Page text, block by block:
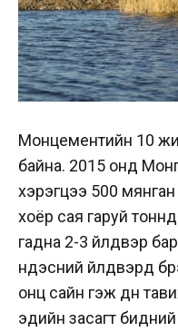
Монцементийн 10
байна. 2015 онд
хэрэгцээ 500
хоёр сая гаруй
гадна 2-3 үйлдвэр
үндэсний үйлдвэрүүд
онц сайн гэж дүн
эдийн засагт